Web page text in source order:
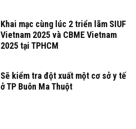
Khai mạc cùng lúc 2 triển lãm SIUF
Vietnam 2025 và CBME Vietnam
2025 tại TPHCM
Sẽ kiểm tra đột xuất một cơ sở y tế
ở TP Buôn Ma Thuột